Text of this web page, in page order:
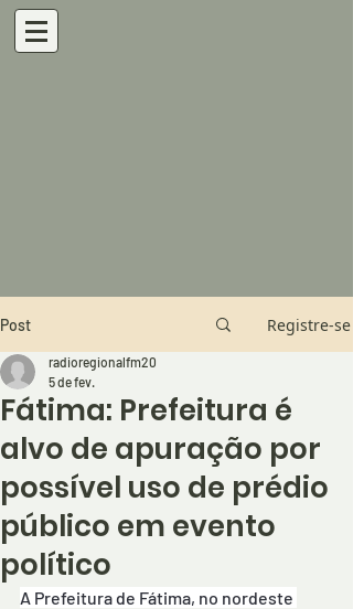
Post Registre-se
Fátima: Prefeitura é
alvo de apuração por
possível uso de prédio
público em evento
político
radioregionalfm20
5 de fev.
A Prefeitura de Fátima, no nordeste